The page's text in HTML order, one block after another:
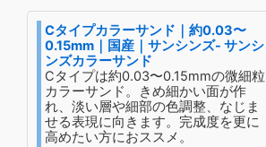
Cタイプカラーサンド｜約0.03〜
0.15mm｜国産｜サンシンズ- サンシ
ンズカラーサンド
Cタイプは約0.03〜0.15mmの微細粒
カラーサンド。きめ細かい面が作
れ、淡い層や細部の色調整、なじま
せる表現に向きます。完成度を更に
高めたい方におススメ。